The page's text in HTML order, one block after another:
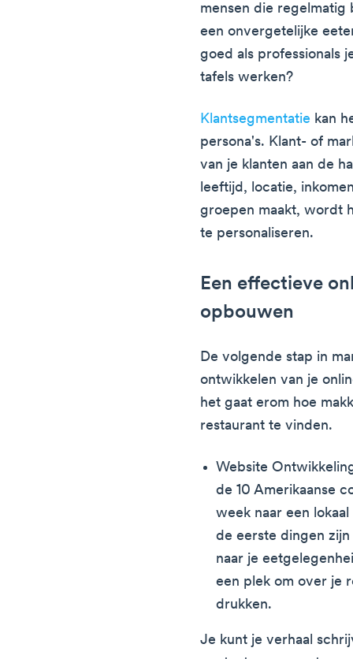
mensen die
een onvergetelijke
goed als professionals
tafels werken?
Klantsegmentatie kan
persona's. Klant- of
van je klanten aan de
leeftijd, locatie,
groepen maakt, wordt
te personaliseren.
Een effectieve
opbouwen
De volgende stap in
ontwikkelen van je
het gaat erom hoe
restaurant te vinden.
Website
de 10 Amerikaanse
week naar een
de eerste dingen
naar je
een plek om over je
drukken.
Je kunt je verhaal